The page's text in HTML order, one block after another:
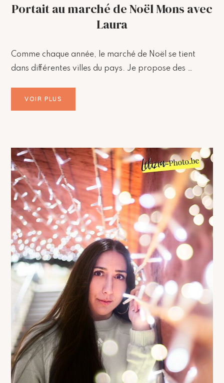
Portait au marché de Noël Mons avec
Laura
Comme chaque année, le marché de Noël se tient
dans différentes villes du pays. Je propose des …
VOIR PLUS